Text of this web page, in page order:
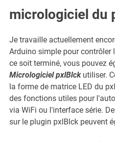
micrologiciel du
Je travaille actuellement
Arduino simple pour contrôler
ce soit terminé, vous pouvez
Micrologiciel pxlBlckutiliser.
la forme de matrice LED du
des fonctions utiles pour
via WiFi ou l'interface série.
sur le plugin pxlBlck peuvent